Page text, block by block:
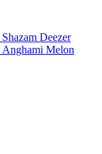
Shazam Deezer
Anghami Melon